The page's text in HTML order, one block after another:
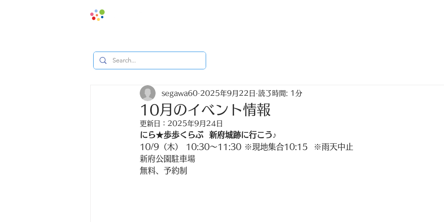
10月のイベント情報
segawa60 2025年9月22日 読了時間: 1分
更新日： 2025年9月24日
にら★歩歩くらぶ  新府城跡に行こう♪
10/9（木） 10:30〜11:30 ※現地集合10:15  ※雨天中止
新府公園駐車場
無料、予約制